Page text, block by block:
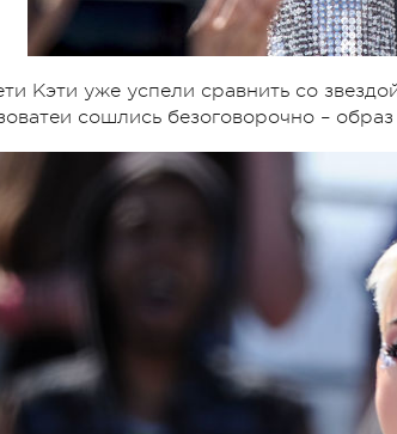
Кэти уже успели сравнить со
сошлись безоговорочно –